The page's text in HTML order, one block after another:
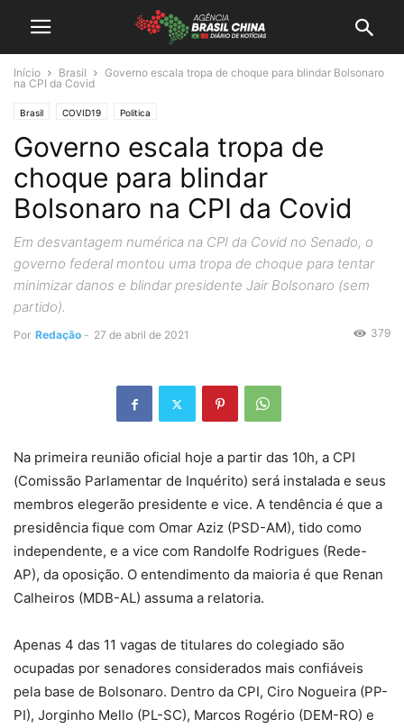
Início Brasil
Governo escala tropa de choque para blindar Bolsonaro
na CPI da Covid
Brasil COVID19 Politica
Governo escala tropa de
choque para blindar
Bolsonaro na CPI da Covid
Em desvantagem numérica na CPI da Covid no Senado, o
governo federal montou uma tropa de choque para tentar
minimizar danos e blindar presidente Jair Bolsonaro (sem
partido).
Por Redação - 27 de abril de 2021 379
Na primeira reunião oficial hoje a partir das 10h, a CPI
(Comissão Parlamentar de Inquérito) será instalada e seus
membros elegerão presidente e vice. A tendência é que a
presidência fique com Omar Aziz (PSD-AM), tido como
independente, e a vice com Randolfe Rodrigues (Rede-
AP), da oposição. O entendimento da maioria é que Renan
Calheiros (MDB-AL) assuma a relatoria.
Apenas 4 das 11 vagas de titulares do colegiado são
ocupadas por senadores considerados mais confiáveis
pela base de Bolsonaro. Dentro da CPI, Ciro Nogueira (PP-
PI), Jorginho Mello (PL-SC), Marcos Rogério (DEM-RO) e